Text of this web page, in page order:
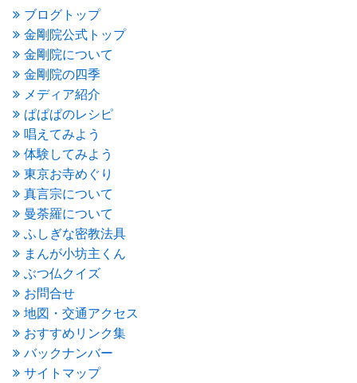
2016年4月
(4)
2016年3月(4)
2016年2月(5)
2016年1月(3)
2015年12月(6)
2015年11月(4)
2015年10月
(4)
2015年9月
(3)
2015年8月(4)
2015年7月(4)
2015年6月(3)
2015年5月(1)
2015年4月(1)
(3)
2015年2月(3)
2015年1月(1)
2014年12月 (2)
2014年9月
2014年5月(1)
2014年4月 (4)
2014年1月 (1)
2013年11月(4)
2013年10月 (2)
ブログトップ
金剛院公式トップ
金剛院について
金剛院の四季
メディア紹介
ぱぱぱのレシピ
唱えてみよう
体験してみよう
東京お寺めぐり
真言宗について
曼荼羅について
ふしぎな密教法具
まんが小坊主くん
ぶつ仏クイズ
お問合せ
地図・交通アクセス
おすすめリンク集
バックナンバー
サイトマップ